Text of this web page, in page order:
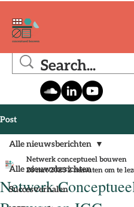
Post
Alle nieuwsberichten
Succesverhalen
Alle nieuwsberichten
Netwerk
Netwerk conceptueel bouwen
28 mrt 2023 2 minuten om te